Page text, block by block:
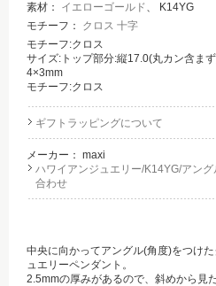
素材： イエローゴールド、 K14YG
モチーフ： クロス 十字
モチーフ:クロス
サイズ:トップ部分:縦17.0(丸カン含ま
4×3mm
モチーフ:クロス
ギフトラッピングについて
メーカー： maxi
ハワイアンジュエリー/K14YG/アン
合わせ
中央に向かってアングル(角度)をつけ
ュエリーペンダント。
2.5mmの厚みがあるので、斜めから見